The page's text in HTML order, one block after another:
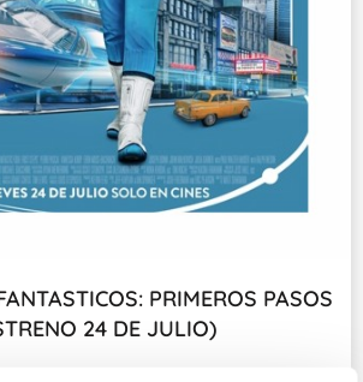
PRIMEROS PASOS
24 DE JULIO)